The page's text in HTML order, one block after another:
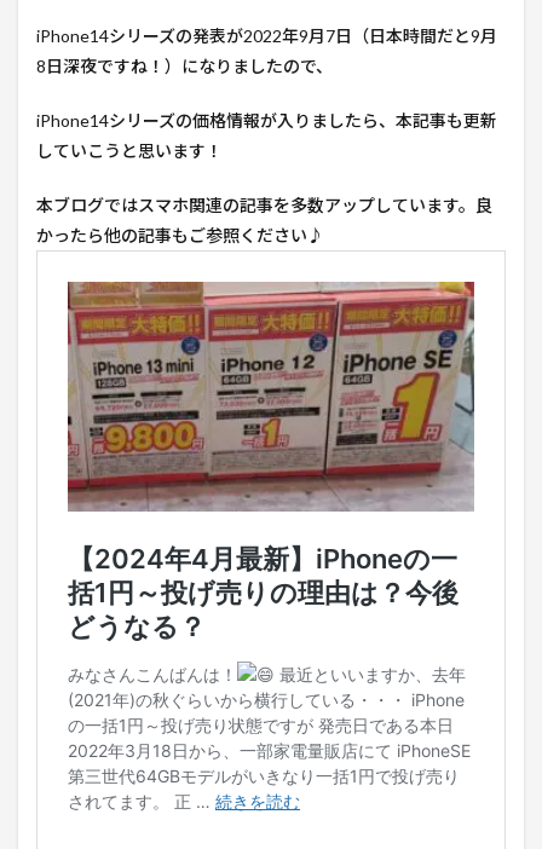
iPhone14シリーズの発表が2022年9月7日（日本時間だと9月
8日深夜ですね！）になりましたので、
iPhone14シリーズの価格情報が入りましたら、本記事も更新
していこうと思います！
本ブログではスマホ関連の記事を多数アップしています。良
かったら他の記事もご参照ください♪